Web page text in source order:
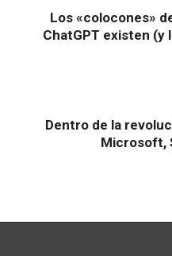
Los «colocones»
ChatGPT existen (y
Dentro de la
Microsoft,